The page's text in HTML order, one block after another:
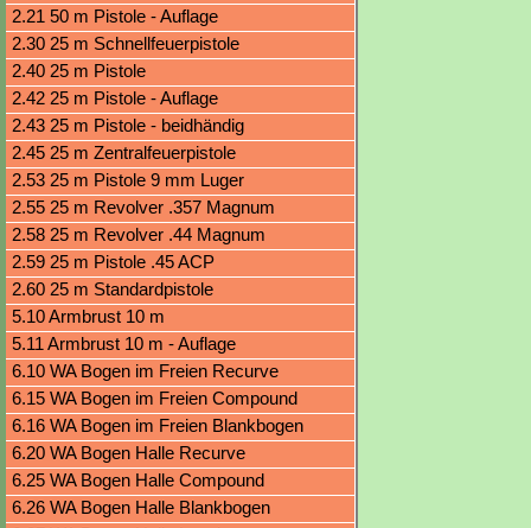
2.21 50 m Pistole - Auflage
2.30 25 m Schnellfeuerpistole
2.40 25 m Pistole
2.42 25 m Pistole - Auflage
2.43 25 m Pistole - beidhändig
2.45 25 m Zentralfeuerpistole
2.53 25 m Pistole 9 mm Luger
2.55 25 m Revolver .357 Magnum
2.58 25 m Revolver .44 Magnum
2.59 25 m Pistole .45 ACP
2.60 25 m Standardpistole
5.10 Armbrust 10 m
5.11 Armbrust 10 m - Auflage
6.10 WA Bogen im Freien Recurve
6.15 WA Bogen im Freien Compound
6.16 WA Bogen im Freien Blankbogen
6.20 WA Bogen Halle Recurve
6.25 WA Bogen Halle Compound
6.26 WA Bogen Halle Blankbogen